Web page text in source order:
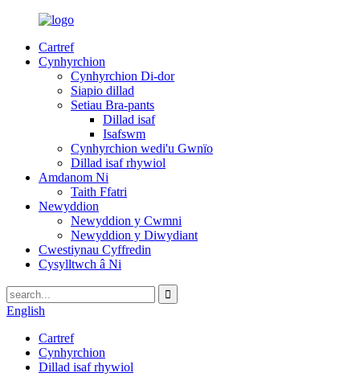
Cartref
Cynhyrchion
Cynhyrchion Di-dor
Siapio dillad
Setiau Bra-pants
Dillad isaf
Isafswm
Cynhyrchion wedi'u Gwnïo
Dillad isaf rhywiol
Amdanom Ni
Taith Ffatri
Newyddion
Newyddion y Cwmni
Newyddion y Diwydiant
Cwestiynau Cyffredin
Cysylltwch â Ni
English
Cartref
Cynhyrchion
Dillad isaf rhywiol